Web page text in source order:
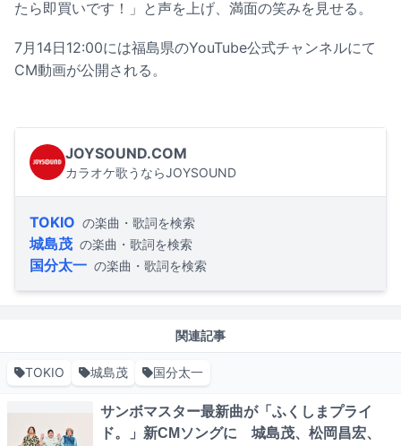
たら即買いです！」と声を上げ、満面の笑みを見せる。
7月14日12:00には福島県のYouTube公式チャンネルにて
CM動画が公開される。
JOYSOUND.COM
カラオケ歌うならJOYSOUND
TOKIO の楽曲・歌詞を検索
城島茂 の楽曲・歌詞を検索
国分太一 の楽曲・歌詞を検索
関連記事
TOKIO 城島茂 国分太一
サンボマスター最新曲が「ふくしまプライ
ド。」新CMソングに 城島茂、松岡昌宏、